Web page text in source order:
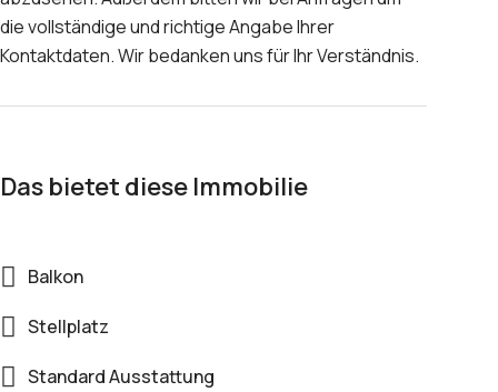
die vollständige und richtige Angabe Ihrer
Kontaktdaten. Wir bedanken uns für Ihr Verständnis.
Das bietet diese Immobilie
Balkon
Stellplatz
Standard Ausstattung